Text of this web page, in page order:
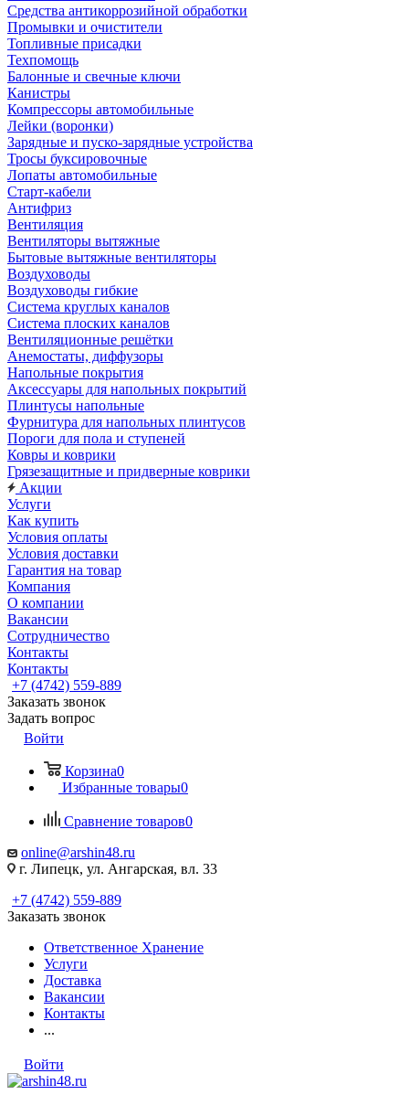
Средства антикоррозийной обработки
Промывки и очистители
Топливные присадки
Техпомощь
Балонные и свечные ключи
Канистры
Компрессоры автомобильные
Лейки (воронки)
Зарядные и пуско-зарядные устройства
Тросы буксировочные
Лопаты автомобильные
Старт-кабели
Антифриз
Вентиляция
Вентиляторы вытяжные
Бытовые вытяжные вентиляторы
Воздуховоды
Воздуховоды гибкие
Система круглых каналов
Система плоских каналов
Вентиляционные решётки
Анемостаты, диффузоры
Напольные покрытия
Аксессуары для напольных покрытий
Плинтусы напольные
Фурнитура для напольных плинтусов
Пороги для пола и ступеней
Ковры и коврики
Грязезащитные и придверные коврики
Акции
Услуги
Как купить
Условия оплаты
Условия доставки
Гарантия на товар
Компания
О компании
Вакансии
Сотрудничество
Контакты
Контакты
+7 (4742) 559-889
Заказать звонок
Задать вопрос
Войти
Корзина0
Избранные товары0
Сравнение товаров0
online@arshin48.ru
г. Липецк, ул. Ангарская, вл. 33
+7 (4742) 559-889
Заказать звонок
Ответственное Хранение
Услуги
Доставка
Вакансии
Контакты
...
Войти